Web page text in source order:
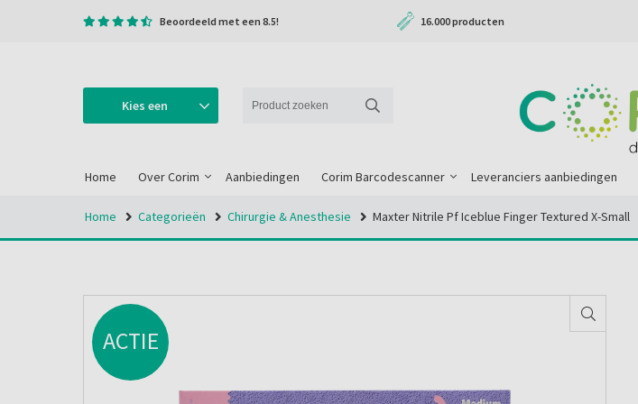
Beoordeeld met een 8.5! 16.000 producten
Kies een
Home Over Corim Aanbiedingen Corim Barcodescanner Leveranciers aanbiedingen
Home Categorieën Chirurgie & Anesthesie Maxter Nitrile Pf Iceblue Finger Textured X-Small
ACTIE